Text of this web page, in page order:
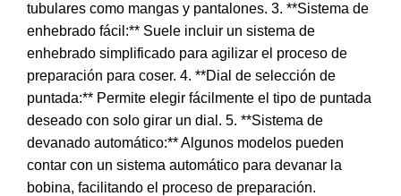
tubulares como mangas y pantalones. 3. **Sistema de
enhebrado fácil:** Suele incluir un sistema de
enhebrado simplificado para agilizar el proceso de
preparación para coser. 4. **Dial de selección de
puntada:** Permite elegir fácilmente el tipo de puntada
deseado con solo girar un dial. 5. **Sistema de
devanado automático:** Algunos modelos pueden
contar con un sistema automático para devanar la
bobina, facilitando el proceso de preparación.